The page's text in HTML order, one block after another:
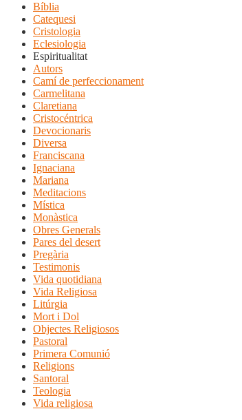
Bíblia
Catequesi
Cristologia
Eclesiologia
Espiritualitat
Autors
Camí de perfeccionament
Carmelitana
Claretiana
Cristocéntrica
Devocionaris
Diversa
Franciscana
Ignaciana
Mariana
Meditacions
Mística
Monàstica
Obres Generals
Pares del desert
Pregària
Testimonis
Vida quotidiana
Vida Religiosa
Litúrgia
Mort i Dol
Objectes Religiosos
Pastoral
Primera Comunió
Religions
Santoral
Teologia
Vida religiosa